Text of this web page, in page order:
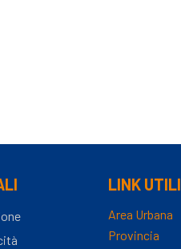
LINK UTILI
Area Urbana
Provincia